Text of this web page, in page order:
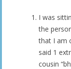
I was
the
that I am
said 1
cousin